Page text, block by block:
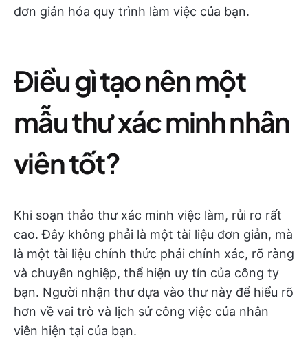
đơn giản hóa quy trình làm việc của bạn.
Điều gì tạo nên một
mẫu thư xác minh nhân
viên tốt?
Khi soạn thảo thư xác minh việc làm, rủi ro rất
cao. Đây không phải là một tài liệu đơn giản, mà
là một tài liệu chính thức phải chính xác, rõ ràng
và chuyên nghiệp, thể hiện uy tín của công ty
bạn. Người nhận thư dựa vào thư này để hiểu rõ
hơn về vai trò và lịch sử công việc của nhân
viên hiện tại của bạn.